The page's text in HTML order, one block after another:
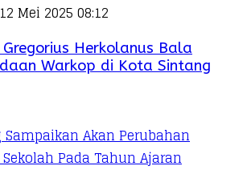
12 Mei 2025 08:12
Herkolanus Bala
Warkop di Kota Sintang